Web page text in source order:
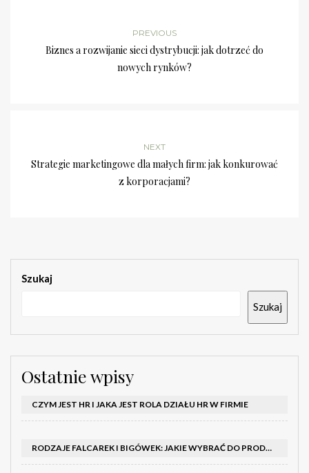
PREVIOUS
Biznes a rozwijanie sieci dystrybucji: jak dotrzeć do
nowych rynków?
NEXT
Strategie marketingowe dla małych firm: jak konkurować
z korporacjami?
Szukaj
Szukaj
Ostatnie wpisy
CZYM JEST HR I JAKA JEST ROLA DZIAŁU HR W FIRMIE
RODZAJE FALCAREK I BIGÓWEK: JAKIE WYBRAĆ DO PRODUKCJI?